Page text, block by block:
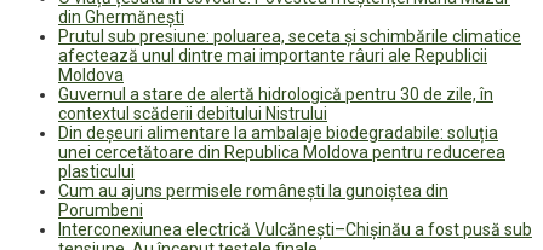
din Ghermănești
Prutul sub presiune: poluarea, seceta și schimbările climatice
afectează unul dintre mai importante râuri ale Republicii
Moldova
Guvernul a stare de alertă hidrologică pentru 30 de zile, în
contextul scăderii debitului Nistrului
Din deșeuri alimentare la ambalaje biodegradabile: soluția
unei cercetătoare din Republica Moldova pentru reducerea
plasticului
Cum au ajuns permisele românești la gunoiștea din
Porumbeni
Interconexiunea electrică Vulcănești–Chișinău a fost pusă sub